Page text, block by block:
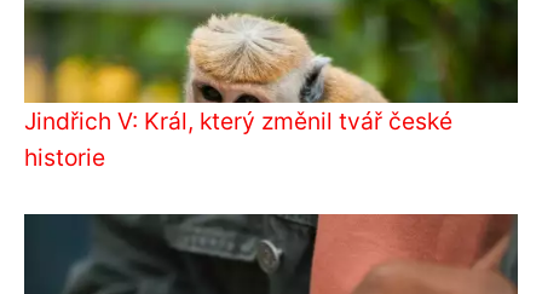
Jindřich V: Král, který změnil tvář české
historie